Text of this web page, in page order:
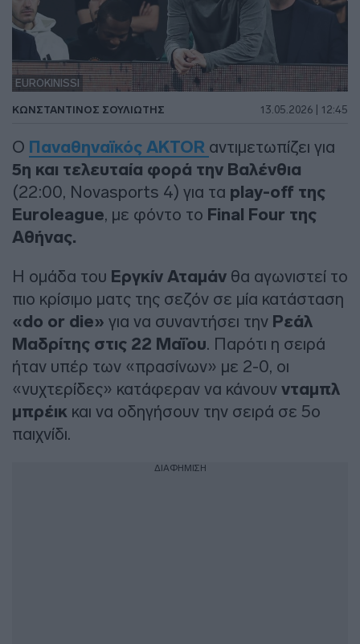
EUROKINISSI
ΚΩΝΣΤΑΝΤΙΝΟΣ ΣΟΥΛΙΩΤΗΣ 13.05.2026 | 12:45
Ο Παναθηναϊκός AKTOR αντιμετωπίζει για
5η και τελευταία φορά την Βαλένθια
(22:00, Novasports 4) για τα play-off της
Euroleague, με φόντο το Final Four της
Αθήνας.
Η ομάδα του Εργκίν Αταμάν θα αγωνιστεί το
πιο κρίσιμο ματς της σεζόν σε μία κατάσταση
«do or die» για να συναντήσει την Ρεάλ
Μαδρίτης στις 22 Μαΐου. Παρότι η σειρά
ήταν υπέρ των «πρασίνων» με 2-0, οι
«νυχτερίδες» κατάφεραν να κάνουν νταμπλ
μπρέικ και να οδηγήσουν την σειρά σε 5ο
παιχνίδι.
ΔΙΑΦΗΜΙΣΗ